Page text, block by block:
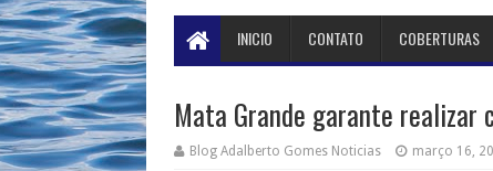
INICIO CONTATO COBERTURAS
Mata Grande garante realizar
Blog Adalberto Gomes Noticias março 16,